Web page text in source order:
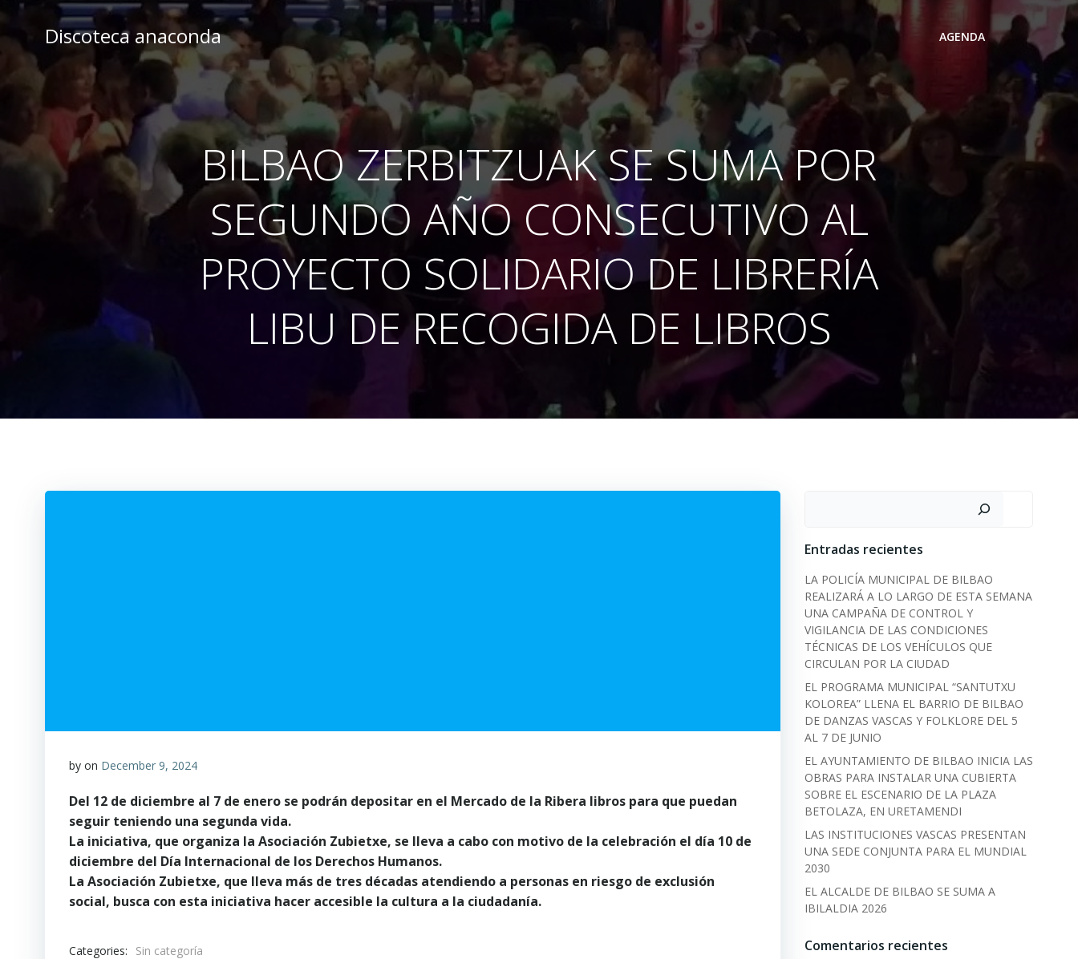
Skip
content Discoteca anaconda AGENDA
BILBAO ZERBITZUAK SE SUMA POR
SEGUNDO AÑO CONSECUTIVO AL
PROYECTO SOLIDARIO DE LIBRERÍA
LIBU DE RECOGIDA DE LIBROS
by on December 9, 2024
Del 12 de diciembre al 7 de enero se podrán depositar en el Mercado de la Ribera libros para que puedan
seguir teniendo una segunda vida.
La iniciativa, que organiza la Asociación Zubietxe, se lleva a cabo con motivo de la celebración el día 10 de
diciembre del Día Internacional de los Derechos Humanos.
La Asociación Zubietxe, que lleva más de tres décadas atendiendo a personas en riesgo de exclusión
social, busca con esta iniciativa hacer accesible la cultura a la ciudadanía.
Categories:
Sin categoría
Entradas recientes
LA POLICÍA MUNICIPAL DE BILBAO
REALIZARÁ A LO LARGO DE ESTA SEMANA
UNA CAMPAÑA DE CONTROL Y
VIGILANCIA DE LAS CONDICIONES
TÉCNICAS DE LOS VEHÍCULOS QUE
CIRCULAN POR LA CIUDAD
EL PROGRAMA MUNICIPAL “SANTUTXU
KOLOREA” LLENA EL BARRIO DE BILBAO
DE DANZAS VASCAS Y FOLKLORE DEL 5
AL 7 DE JUNIO
EL AYUNTAMIENTO DE BILBAO INICIA LAS
OBRAS PARA INSTALAR UNA CUBIERTA
SOBRE EL ESCENARIO DE LA PLAZA
BETOLAZA, EN URETAMENDI
LAS INSTITUCIONES VASCAS PRESENTAN
UNA SEDE CONJUNTA PARA EL MUNDIAL
2030
EL ALCALDE DE BILBAO SE SUMA A
IBILALDIA 2026
Comentarios recientes